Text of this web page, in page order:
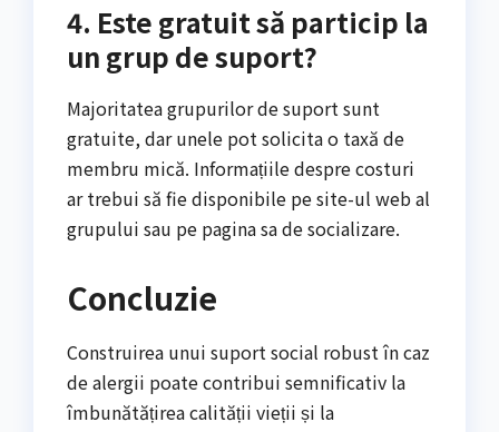
4. Este gratuit să particip la
un grup de suport?
Majoritatea grupurilor de suport sunt
gratuite, dar unele pot solicita o taxă de
membru mică. Informațiile despre costuri
ar trebui să fie disponibile pe site-ul web al
grupului sau pe pagina sa de socializare.
Concluzie
Construirea unui suport social robust în caz
de alergii poate contribui semnificativ la
îmbunătățirea calității vieții și la